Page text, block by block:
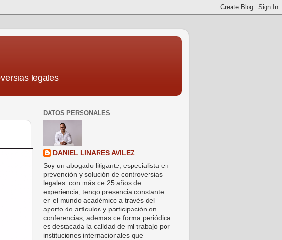
legales
DATOS PERSONALES
DANIEL LINARES AVILEZ
Soy un abogado litigante, especialista en
prevención y solución de controversias
legales, con más de 25 años de
experiencia, tengo presencia constante
en el mundo académico a través del
aporte de artículos y participación en
conferencias, ademas de forma periódica
es destacada la calidad de mi trabajo por
instituciones internacionales que